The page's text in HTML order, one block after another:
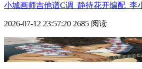
小城画师吉他谱C调_静待花开编配_李
2026-07-12 23:57:20 2685 阅读